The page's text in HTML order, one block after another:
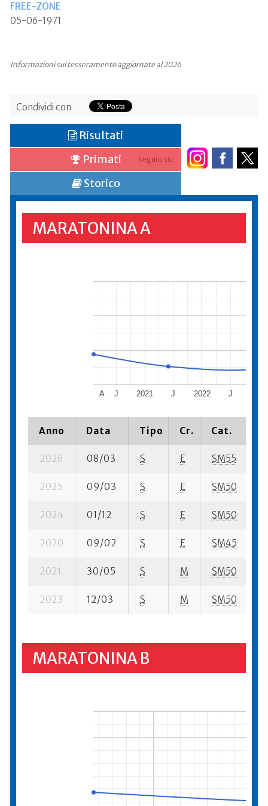
FREE-ZONE
05-06-1971
Informazioni sul tesseramento aggiornate al 2026
Condividi con
Seguici su:
Risultati
Primati
Storico
MARATONINA A
2021 2022
A J J J
Anno Data Tipo Cr. Cat.
2026 08/03 S E SM55
2025 09/03 S E SM50
2024 01/12 S E SM50
2020 09/02 S E SM45
2021 30/05 S M SM50
2023 12/03 S M SM50
MARATONINA B